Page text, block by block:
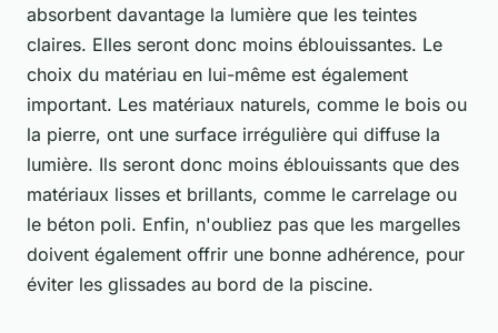
absorbent davantage la lumière que les teintes
claires. Elles seront donc moins éblouissantes. Le
choix du matériau en lui-même est également
important. Les matériaux naturels, comme le bois ou
la pierre, ont une surface irrégulière qui diffuse la
lumière. Ils seront donc moins éblouissants que des
matériaux lisses et brillants, comme le carrelage ou
le béton poli. Enfin, n'oubliez pas que les margelles
doivent également offrir une bonne adhérence, pour
éviter les glissades au bord de la piscine.